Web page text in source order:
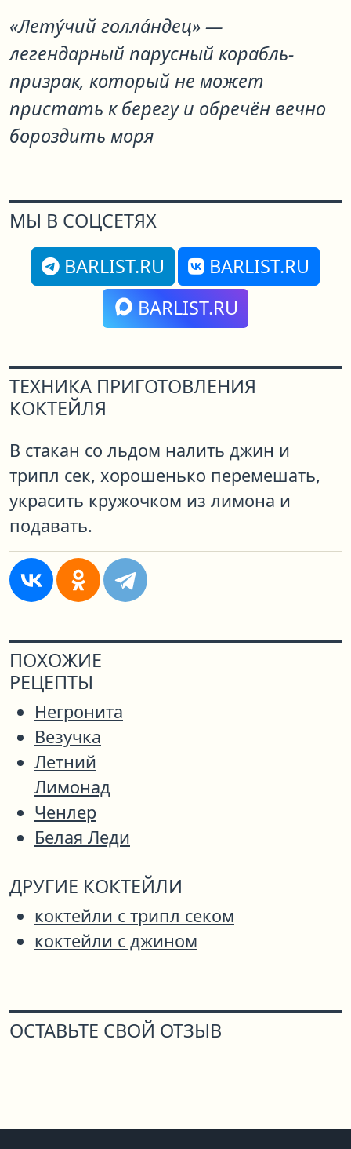
«Лету́чий голла́ндец» —
легендарный парусный корабль-
призрак, который не может
пристать к берегу и обречён вечно
бороздить моря
МЫ В СОЦСЕТЯХ
BARLIST.RU
BARLIST.RU
BARLIST.RU
ТЕХНИКА ПРИГОТОВЛЕНИЯ
КОКТЕЙЛЯ
В стакан со льдом налить джин и
трипл сек, хорошенько перемешать,
украсить кружочком из лимона и
подавать.
ПОХОЖИЕ
РЕЦЕПТЫ
Негронита
Везучка
Летний
Лимонад
Ченлер
Белая Леди
ДРУГИЕ КОКТЕЙЛИ
коктейли с трипл секом
коктейли с джином
ОСТАВЬТЕ СВОЙ ОТЗЫВ